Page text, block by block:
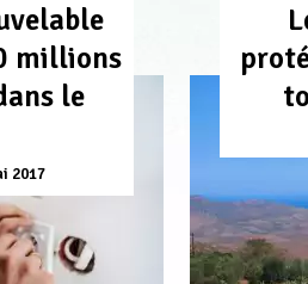
millions
le
2017